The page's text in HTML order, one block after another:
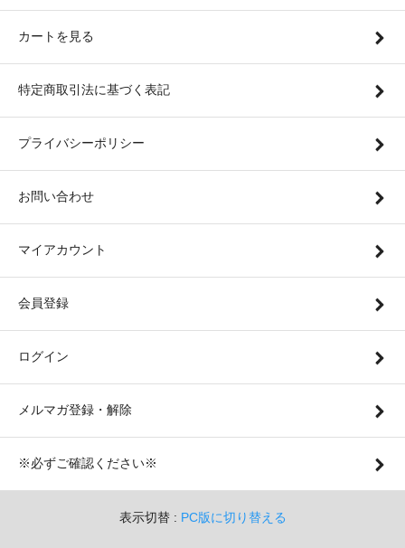
カートを見る
特定商取引法に基づく表記
プライバシーポリシー
お問い合わせ
マイアカウント
会員登録
ログイン
メルマガ登録・解除
※必ずご確認ください※
表示切替 : PC版に切り替える